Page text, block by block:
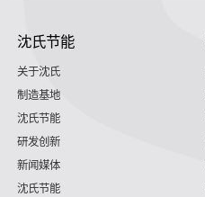
沈氏节能
关于沈氏
制造基地
沈氏节能
研发创新
新闻媒体
沈氏节能